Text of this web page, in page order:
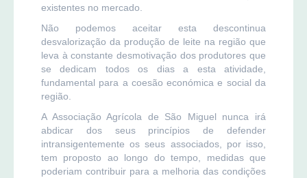
existentes no mercado.
Não podemos aceitar esta descontinua
desvalorização da produção de leite na região que
leva à constante desmotivação dos produtores que
se dedicam todos os dias a esta atividade,
fundamental para a coesão económica e social da
região.
A Associação Agrícola de São Miguel nunca irá
abdicar dos seus princípios de defender
intransigentemente os seus associados, por isso,
tem proposto ao longo do tempo, medidas que
poderiam contribuir para a melhoria das condições